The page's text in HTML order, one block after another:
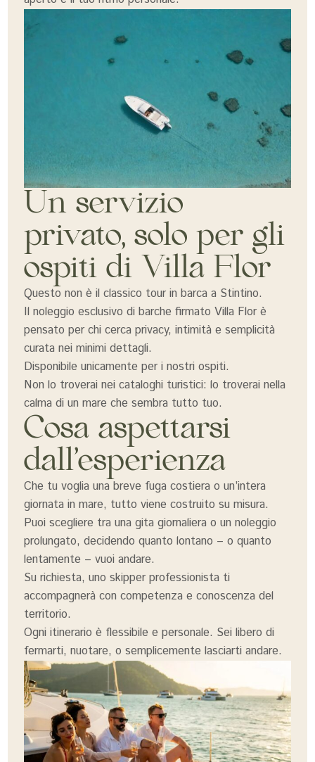
Un servizio
privato, solo per gli
ospiti di Villa Flor
Questo non è il classico tour in barca a Stintino.
Il noleggio esclusivo di barche firmato Villa Flor è
pensato per chi cerca privacy, intimità e semplicità
curata nei minimi dettagli.
Disponibile unicamente per i nostri ospiti.
Non lo troverai nei cataloghi turistici: lo troverai nella
calma di un mare che sembra tutto tuo.
Cosa aspettarsi
dall’esperienza
Che tu voglia una breve fuga costiera o un’intera
giornata in mare, tutto viene costruito su misura.
Puoi scegliere tra una gita giornaliera o un noleggio
prolungato, decidendo quanto lontano – o quanto
lentamente – vuoi andare.
Su richiesta, uno skipper professionista ti
accompagnerà con competenza e conoscenza del
territorio.
Ogni itinerario è flessibile e personale. Sei libero di
fermarti, nuotare, o semplicemente lasciarti andare.